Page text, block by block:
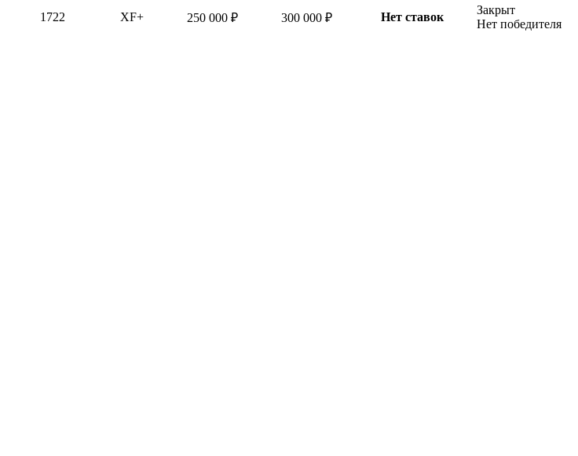
1722 XF+ 250 000 ₽ 300 000 ₽ Нет ставок
Закрыт
Нет победителя